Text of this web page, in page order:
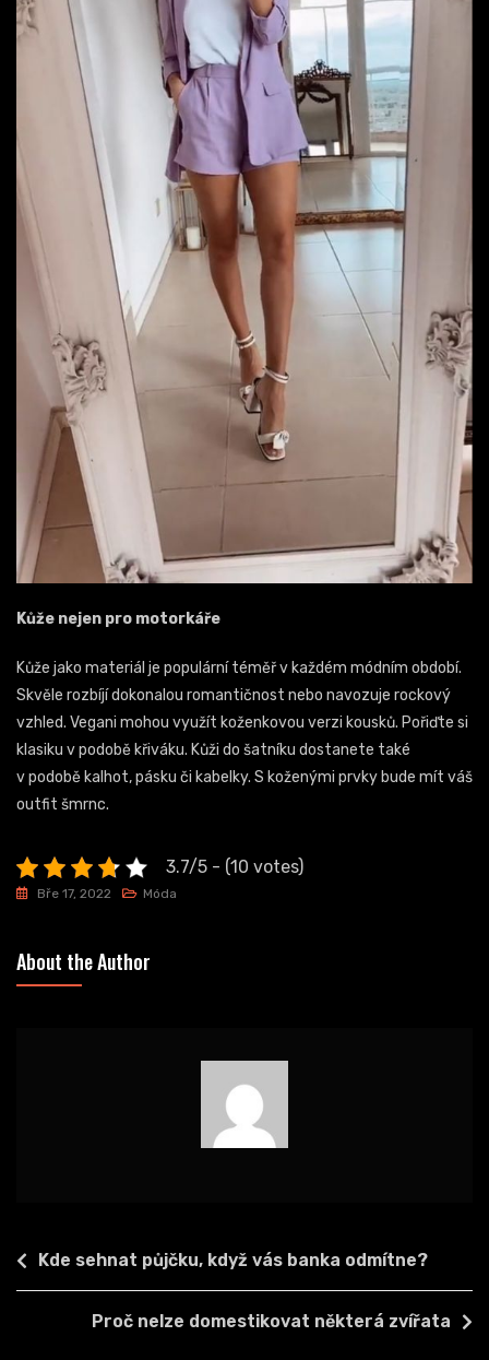
Kůže nejen pro motorkáře
Kůže jako materiál je populární téměř v každém módním období.
Skvěle rozbíjí dokonalou romantičnost nebo navozuje rockový
vzhled. Vegani mohou využít koženkovou verzi kousků. Pořiďte si
klasiku v podobě křiváku. Kůži do šatníku dostanete také
v podobě kalhot, pásku či kabelky. S koženými prvky bude mít váš
outfit šmrnc.
3.7/5 - (10 votes)
Bře 17, 2022 Móda
About the Author
Navigace
pro
příspěvek
Kde sehnat půjčku, když vás banka odmítne?
Proč nelze domestikovat některá zvířata